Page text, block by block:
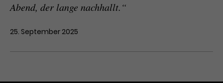
Abend, der lange nachhallt.“
25. September 2025